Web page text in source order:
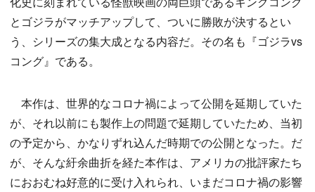
とゴジラがマッチアップして、ついに勝敗が決するとい
う、シリーズの集大成となる内容だ。その名も『ゴジラvs
コング』である。
本作は、世界的なコロナ禍によって公開を延期していた
が、それ以前にも製作上の問題で延期していたため、当初
の予定から、かなりずれ込んだ時期での公開となった。だ
が、そんな紆余曲折を経た本作は、アメリカの批評家たち
におおむね好意的に受け入れられ、いまだコロナ禍の影響